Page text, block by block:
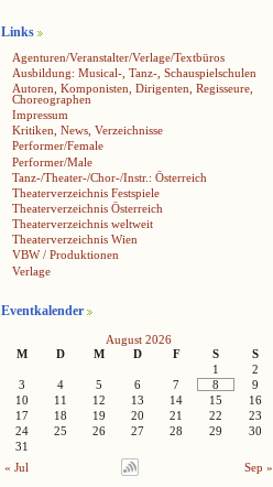
Links
Agenturen/Veranstalter/Verlage/Textbüros
Ausbildung: Musical-, Tanz-, Schauspielschulen
Autoren, Komponisten, Dirigenten, Regisseure,
Choreographen
Impressum
Kritiken, News, Verzeichnisse
Performer/Female
Performer/Male
Tanz-/Theater-/Chor-/Instr.: Österreich
Theaterverzeichnis Festspiele
Theaterverzeichnis Österreich
Theaterverzeichnis weltweit
Theaterverzeichnis Wien
VBW / Produktionen
Verlage
Eventkalender
August 2026
M
D M D F S
S
1
2
3
4 5 6 7 8
9
10
11 12 13 14 15
16
17
18 19 20 21 22
23
24
25 26 27 28 29
30
31
« Jul
Sep »